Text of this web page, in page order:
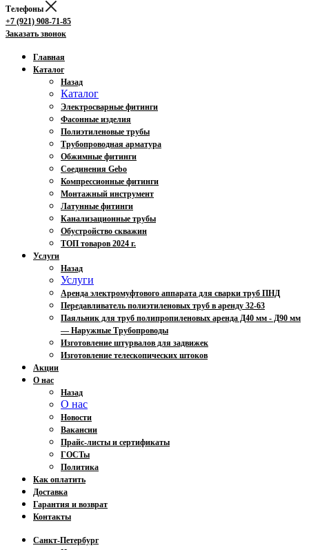
Телефоны
+7 (921) 908-71-85
Заказать звонок
Главная
Каталог
Назад
Каталог
Электросварные фитинги
Фасонные изделия
Полиэтиленовые трубы
Трубопроводная арматура
Обжимные фитинги
Соединения Gebo
Компрессионные фитинги
Монтажный инструмент
Латунные фитинги
Канализационные трубы
Обустройство скважин
ТОП товаров 2024 г.
Услуги
Назад
Услуги
Аренда электромуфтового аппарата для сварки труб ПНД
Передавливатель полиэтиленовых труб в аренду 32-63
Паяльник для труб полипропиленовых аренда Д40 мм - Д90 мм
— Наружные Трубопроводы
Изготовление штурвалов для задвижек
Изготовление телескопических штоков
Акции
О нас
Назад
О нас
Новости
Вакансии
Прайс-листы и сертификаты
ГОСТы
Политика
Как оплатить
Доставка
Гарантия и возврат
Контакты
Санкт-Петербург